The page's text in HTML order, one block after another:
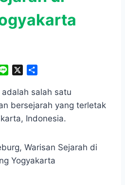
n
e
a
r
salah satu
bersejarah yang terletak
Indonesia.